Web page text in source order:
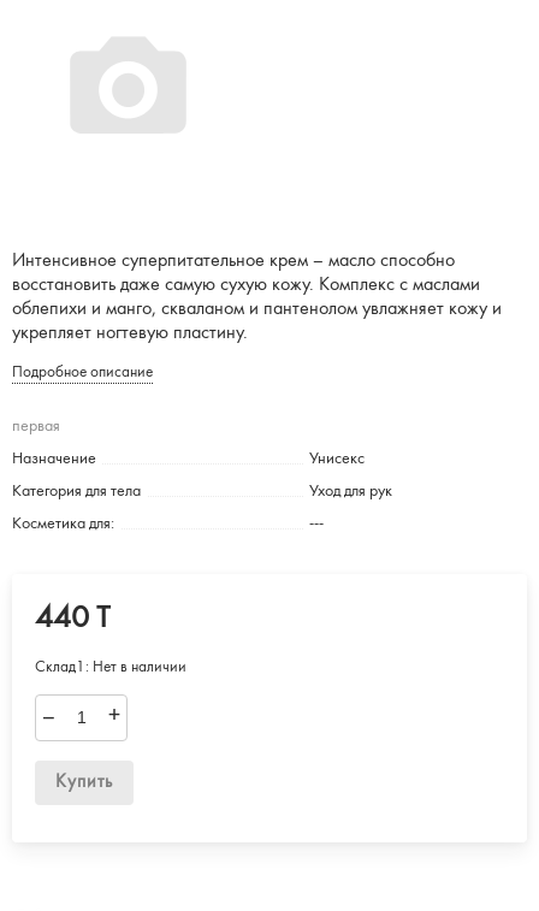
Интенсивное суперпитательное крем – масло способно
восстановить даже самую сухую кожу. Комплекс с маслами
облепихи и манго, скваланом и пантенолом увлажняет кожу и
укрепляет ногтевую пластину.
Подробное описание
первая
Назначение Унисекс
Категория для тела Уход для рук
Косметика для: ---
440 T
Склад1: Нет в наличии
– +
Купить